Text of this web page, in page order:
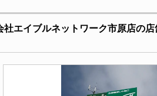
エイブルネットワーク市原店の店